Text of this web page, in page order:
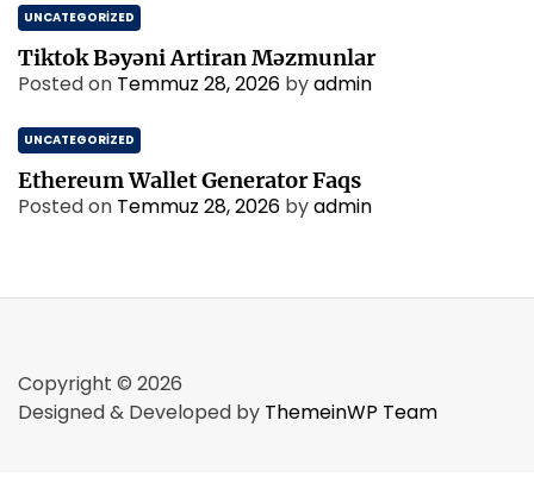
UNCATEGORIZED
Tiktok Bəyəni Artiran Məzmunlar
Posted on Temmuz 28, 2026 byadmin
UNCATEGORIZED
Ethereum Wallet Generator Faqs
Posted on Temmuz 28, 2026 byadmin
Copyright © 2026
Designed & Developed by ThemeinWP Team